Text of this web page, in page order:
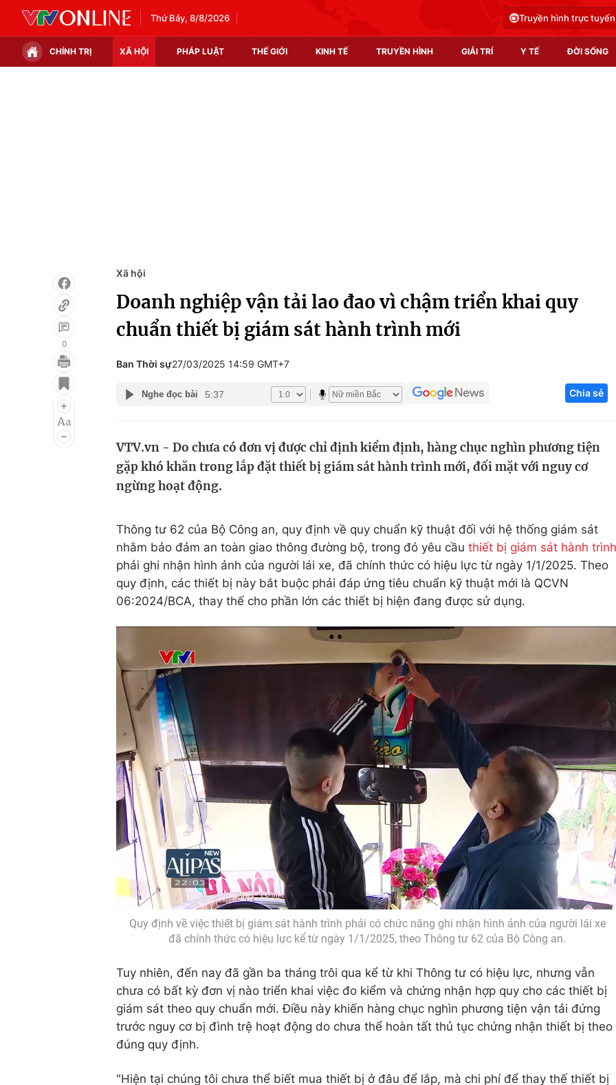
Thứ Bảy, 8/8/2026 Truyền hình trực tuyến
CHÍNH TRỊ XÃ HỘI PHÁP LUẬT THẾ GIỚI KINH TẾ TRUYỀN HÌNH GIẢI TRÍ Y TẾ ĐỜI SỐNG
Infographic
Điện ảnh
Âm nhạc
Du lịch
Chất lượng cuộc sống
Tuyển sinh
Hitech Công
Thị trường
0
Xã hội
Doanh nghiệp vận tải lao đao vì chậm triển khai quy
chuẩn thiết bị giám sát hành trình mới
Ban Thời sự27/03/2025 14:59 GMT+7
Nghe đọc bài 5:37 Chia sẻ
VTV.vn - Do chưa có đơn vị được chỉ định kiểm định, hàng chục nghìn phương tiện
gặp khó khăn trong lắp đặt thiết bị giám sát hành trình mới, đối mặt với nguy cơ
ngừng hoạt động.
Thông tư 62 của Bộ Công an, quy định về quy chuẩn kỹ thuật đối với hệ thống giám sát
nhằm bảo đảm an toàn giao thông đường bộ, trong đó yêu cầu thiết bị giám sát hành trình
phải ghi nhận hình ảnh của người lái xe, đã chính thức có hiệu lực từ ngày 1/1/2025. Theo
quy định, các thiết bị này bắt buộc phải đáp ứng tiêu chuẩn kỹ thuật mới là QCVN
06:2024/BCA, thay thế cho phần lớn các thiết bị hiện đang được sử dụng.
Quy định về việc thiết bị giám sát hành trình phải có chức năng ghi nhận hình ảnh của người lái xe
đã chính thức có hiệu lực kể từ ngày 1/1/2025, theo Thông tư 62 của Bộ Công an.
Tuy nhiên, đến nay đã gần ba tháng trôi qua kể từ khi Thông tư có hiệu lực, nhưng vẫn
chưa có bất kỳ đơn vị nào triển khai việc đo kiểm và chứng nhận hợp quy cho các thiết bị
giám sát theo quy chuẩn mới. Điều này khiến hàng chục nghìn phương tiện vận tải đứng
trước nguy cơ bị đình trệ hoạt động do chưa thể hoàn tất thủ tục chứng nhận thiết bị theo
đúng quy định.
"Hiện tại chúng tôi chưa thể biết mua thiết bị ở đâu để lắp, mà chi phí để thay thế thiết bị